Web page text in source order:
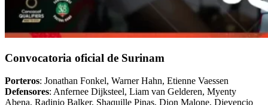
Convocatoria oficial de Surinam
Porteros: Jonathan Fonkel, Warner Hahn, Etienne Vaessen
Defensores: Anfernee Dijksteel, Liam van Gelderen, Myenty
Abena, Radinio Balker, Shaquille Pinas, Dion Malone, Djevencio